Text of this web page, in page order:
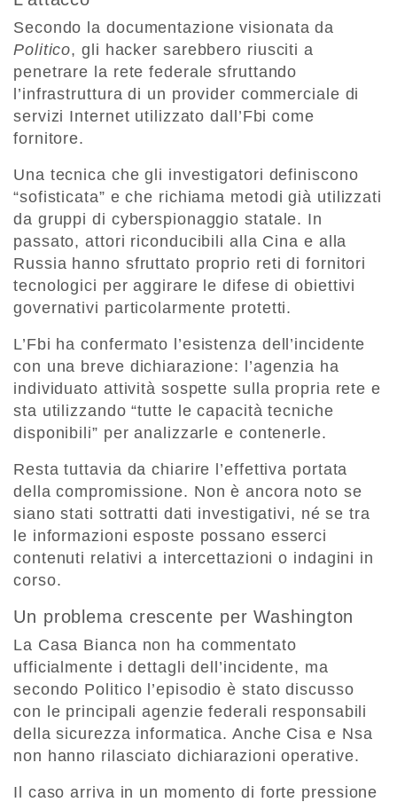
Secondo la documentazione visionata da
Politico, gli hacker sarebbero riusciti a
penetrare la rete federale sfruttando
l’infrastruttura di un provider commerciale di
servizi Internet utilizzato dall’Fbi come
fornitore.
Una tecnica che gli investigatori definiscono
“sofisticata” e che richiama metodi già utilizzati
da gruppi di cyberspionaggio statale. In
passato, attori riconducibili alla Cina e alla
Russia hanno sfruttato proprio reti di fornitori
tecnologici per aggirare le difese di obiettivi
governativi particolarmente protetti.
L’Fbi ha confermato l’esistenza dell’incidente
con una breve dichiarazione: l’agenzia ha
individuato attività sospette sulla propria rete e
sta utilizzando “tutte le capacità tecniche
disponibili” per analizzarle e contenerle.
Resta tuttavia da chiarire l’effettiva portata
della compromissione. Non è ancora noto se
siano stati sottratti dati investigativi, né se tra
le informazioni esposte possano esserci
contenuti relativi a intercettazioni o indagini in
corso.
Un problema crescente per Washington
La Casa Bianca non ha commentato
ufficialmente i dettagli dell’incidente, ma
secondo Politico l’episodio è stato discusso
con le principali agenzie federali responsabili
della sicurezza informatica. Anche Cisa e Nsa
non hanno rilasciato dichiarazioni operative.
Il caso arriva in un momento di forte pressione